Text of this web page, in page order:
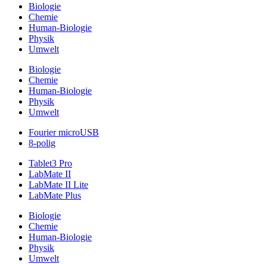
Biologie
Chemie
Human-Biologie
Physik
Umwelt
Biologie
Chemie
Human-Biologie
Physik
Umwelt
Fourier microUSB
8-polig
Tablet3 Pro
LabMate II
LabMate II Lite
LabMate Plus
Biologie
Chemie
Human-Biologie
Physik
Umwelt